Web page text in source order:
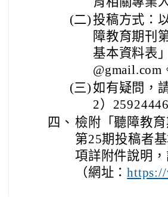
(二)投稿方式：
障教育期刊
基本資料表
@gmail.com
(三)如有疑問，
2）
四、 檢附「聽障教
第25期投稿者
項詳附件說明
（網址：